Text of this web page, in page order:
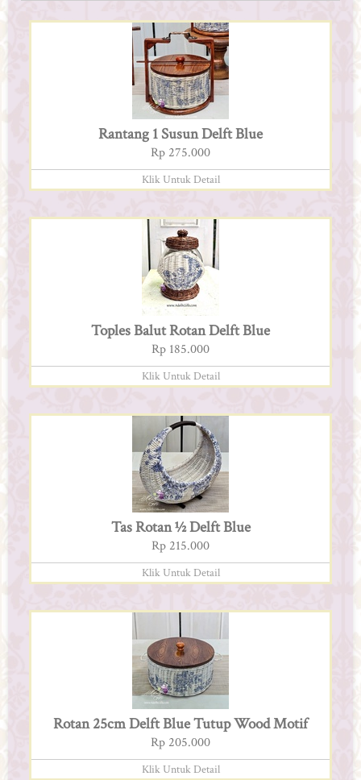
Rantang 1 Susun Delft Blue
Rp 275.000
Klik Untuk Detail
Toples Balut Rotan Delft Blue
Rp 185.000
Klik Untuk Detail
Tas Rotan ½ Delft Blue
Rp 215.000
Klik Untuk Detail
Rotan 25cm Delft Blue Tutup Wood Motif
Rp 205.000
Klik Untuk Detail